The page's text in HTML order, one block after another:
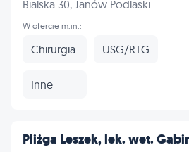
Bialska 30, Janów Podlaski
W ofercie m.in.:
Chirurgia USG/RTG
Inne
Pliżga Leszek, lek. wet.